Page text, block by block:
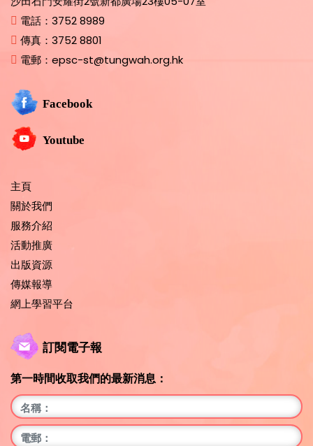
電話： 3752 8989
傳真： 3752 8801
電郵： epsc-st@tungwah.org.hk
Facebook
Youtube
主頁
關於我們
服務介紹
活動推廣
出版資源
傳媒報導
網上學習平台
訂閱電子報
第一時間收取我們的最新消息：